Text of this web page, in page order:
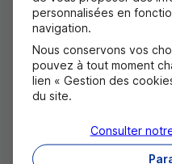
personnalisées en
navigation.
Nous conservons vos
pouvez à tout moment
lien « Gestion des
du site.
Consulter